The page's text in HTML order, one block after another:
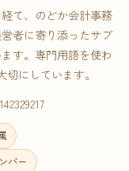
て、のどか会計事務
者に寄り添ったサブ
す。専門用語を使わ
にしています。
バー